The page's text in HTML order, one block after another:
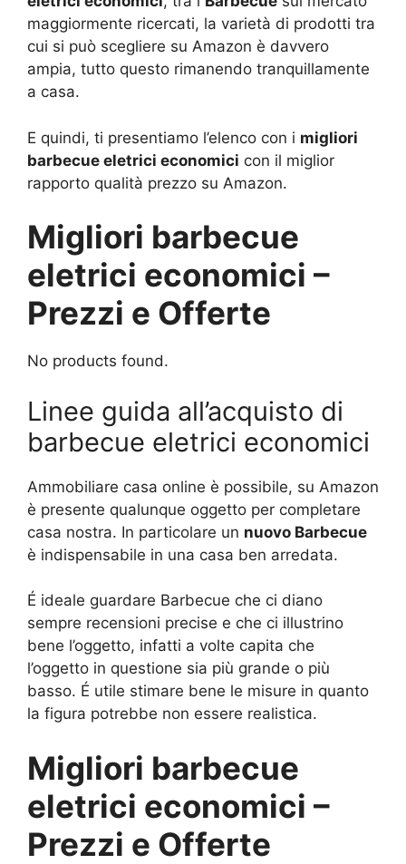
maggiormente ricercati, la varietà di prodotti tra
cui si può scegliere su Amazon è davvero
ampia, tutto questo rimanendo tranquillamente
a casa.
E quindi, ti presentiamo l’elenco con i migliori
barbecue eletrici economici con il miglior
rapporto qualità prezzo su Amazon.
Migliori barbecue
eletrici economici –
Prezzi e Offerte
No products found.
Linee guida all’acquisto di
barbecue eletrici economici
Ammobiliare casa online è possibile, su Amazon
è presente qualunque oggetto per completare
casa nostra. In particolare un nuovo Barbecue
è indispensabile in una casa ben arredata.
É ideale guardare Barbecue che ci diano
sempre recensioni precise e che ci illustrino
bene l’oggetto, infatti a volte capita che
l’oggetto in questione sia più grande o più
basso. É utile stimare bene le misure in quanto
la figura potrebbe non essere realistica.
Migliori barbecue
eletrici economici –
Prezzi e Offerte